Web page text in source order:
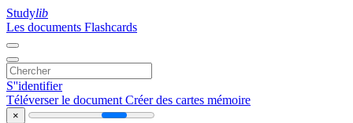
Studylib
Les documents Flashcards
S''identifier
Téléverser le document Créer des cartes mémoire
×